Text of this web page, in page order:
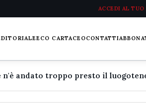
ACCEDI AL TUO
ECO CARTACEOCONTATTI